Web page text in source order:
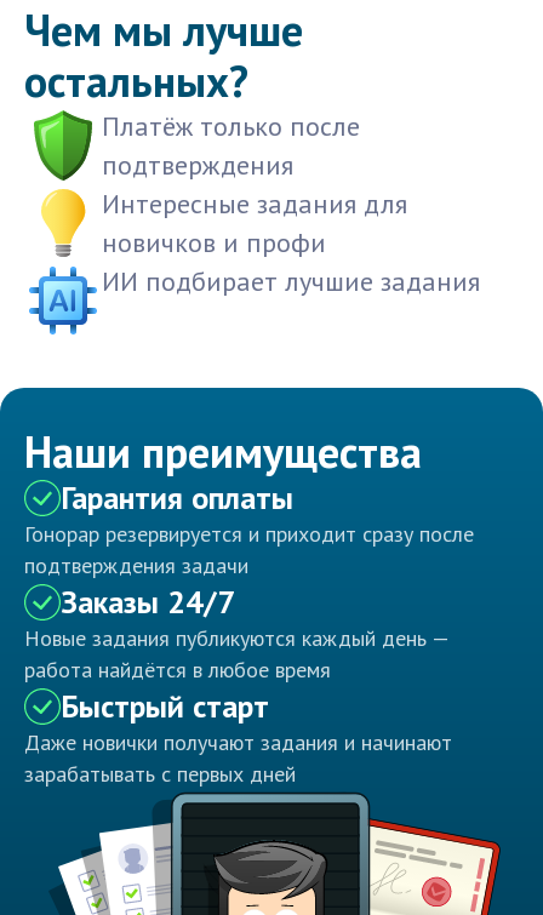
Чем мы лучше
остальных?
Платёж только после
подтверждения
Интересные задания для
новичков и профи
ИИ подбирает лучшие задания
Наши преимущества
Гарантия оплаты
Гонорар резервируется и приходит сразу после
подтверждения задачи
Заказы 24/7
Новые задания публикуются каждый день —
работа найдётся в любое время
Быстрый старт
Даже новички получают задания и начинают
зарабатывать с первых дней